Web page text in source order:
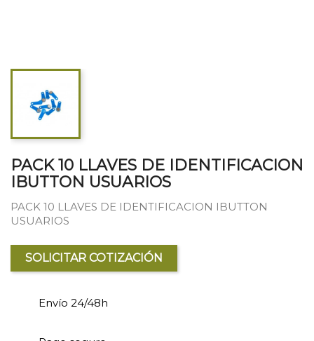
PACK 10 LLAVES DE IDENTIFICACION
IBUTTON USUARIOS
PACK 10 LLAVES DE IDENTIFICACION IBUTTON
USUARIOS
SOLICITAR COTIZACIÓN
Envío 24/48h